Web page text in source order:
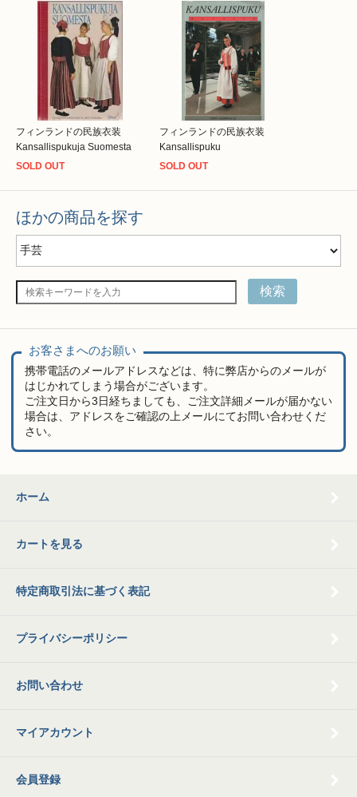
フィンランドの民族衣装
Kansallispukuja Suomesta
SOLD OUT
フィンランドの民族衣装
Kansallispuku
SOLD OUT
ほかの商品を探す
検索
お客さまへのお願い
携帯電話のメールアドレスなどは、特に弊店からのメールが
はじかれてしまう場合がございます。
ご注文日から3日経ちましても、ご注文詳細メールが届かない
場合は、アドレスをご確認の上メールにてお問い合わせくだ
さい。
ホーム
カートを見る
特定商取引法に基づく表記
プライバシーポリシー
お問い合わせ
マイアカウント
会員登録